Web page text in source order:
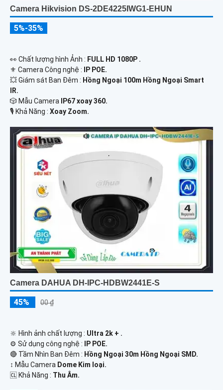
Camera Hikvision DS-2DE4225IWG1-EHUN
5%-35%
️👀 Chất lượng hình Ảnh : FULL HD 1080P .
⚜️ Camera Công nghệ :
IP POE.
💥 Giám sát Ban Đêm : Hồng Ngoại 100m Hồng Ngoại Smart
IR.
🎲 Mẫu Camera
IP67 xoay 360.
️🎙 Khả Năng : Xoay Zoom.
Camera DAHUA DH-IPC-HDBW2441E-S
45% 00 ₫
🔆 Hình ảnh chất lượng : Ultra 2k + .
⚙ Sử dụng công nghệ :
IP POE.
🔴 Tầm Nhìn Ban Đêm : Hồng Ngoại 30m Hồng Ngoại SMD.
↕️ Mẫu Camera Dome Kim loại.
️🆑 Khả Năng : Thu Âm.